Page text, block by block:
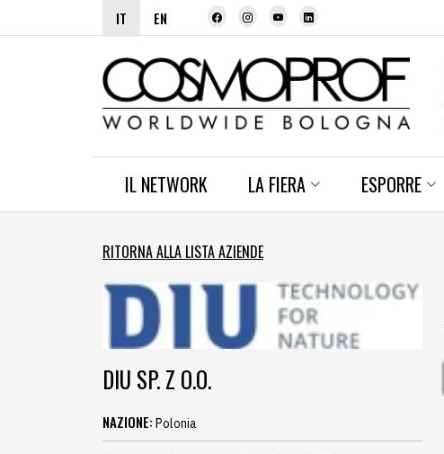
IT EN
IL NETWORK LA FIERA ESPORRE
RITORNA ALLA LISTA AZIENDE
DIU SP. Z O.O.
NAZIONE: Polonia